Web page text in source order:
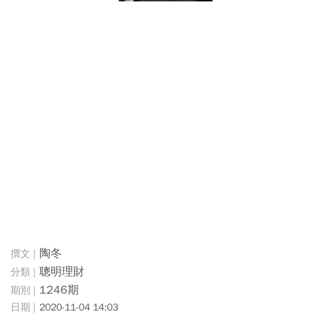
陶冬
聰明理財
1246期
2020-11-04 14:03